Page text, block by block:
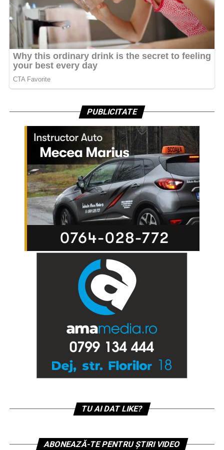
PUBLICITATE
TU AI DAT LIKE?
ABONEAZĂ-TE PENTRU ȘTIRI VIDEO